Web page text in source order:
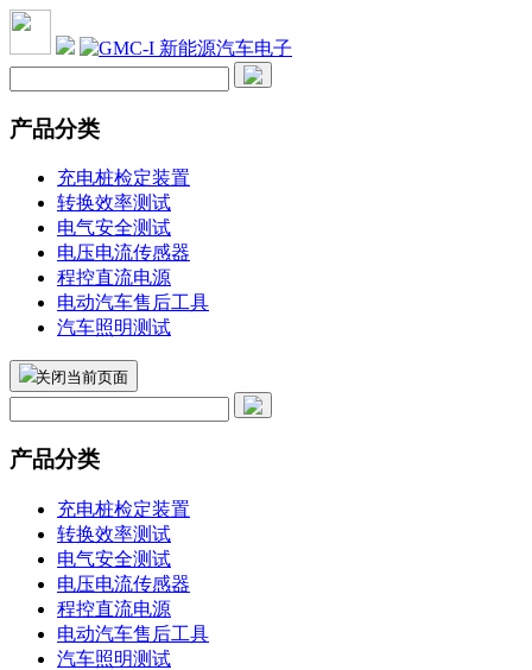
产品分类
充电桩检定装置
转换效率测试
电气安全测试
电压电流传感器
程控直流电源
电动汽车售后工具
汽车照明测试
关闭当前页面
产品分类
充电桩检定装置
转换效率测试
电气安全测试
电压电流传感器
程控直流电源
电动汽车售后工具
汽车照明测试